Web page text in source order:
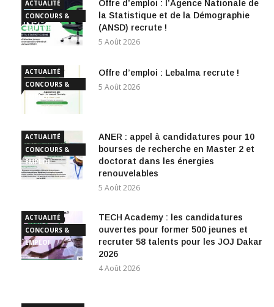
ACTUALITÉ
CONCOURS &
EMPLOI
Offre d’emploi : l’Agence Nationale de
la Statistique et de la Démographie
(ANSD) recrute !
5 Août 2026
ACTUALITÉ
CONCOURS &
EMPLOI
Offre d’emploi : Lebalma recrute !
5 Août 2026
ACTUALITÉ
CONCOURS &
EMPLOI
ANER : appel à candidatures pour 10
bourses de recherche en Master 2 et
doctorat dans les énergies
renouvelables
5 Août 2026
ACTUALITÉ
CONCOURS &
EMPLOI
TECH Academy : les candidatures
ouvertes pour former 500 jeunes et
recruter 58 talents pour les JOJ Dakar
2026
4 Août 2026